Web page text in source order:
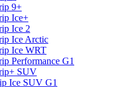
9+
Ice+
Ice 2
Ice Arctic
Ice WRT
Performance G1
SUV
Ice SUV G1